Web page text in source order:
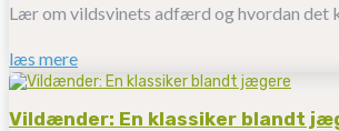
Lær om vildsvinets adfærd og hvordan det
læs mere
Vildænder: En klassiker blandt